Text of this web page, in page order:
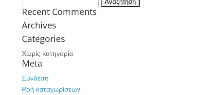
για:
Recent Comments
Archives
Categories
Χωρίς κατηγορία
Meta
Σύνδεση
Ροή καταχωρίσεων